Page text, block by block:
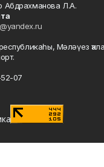
Абдрахманова Л.А.
Мәләүез
07